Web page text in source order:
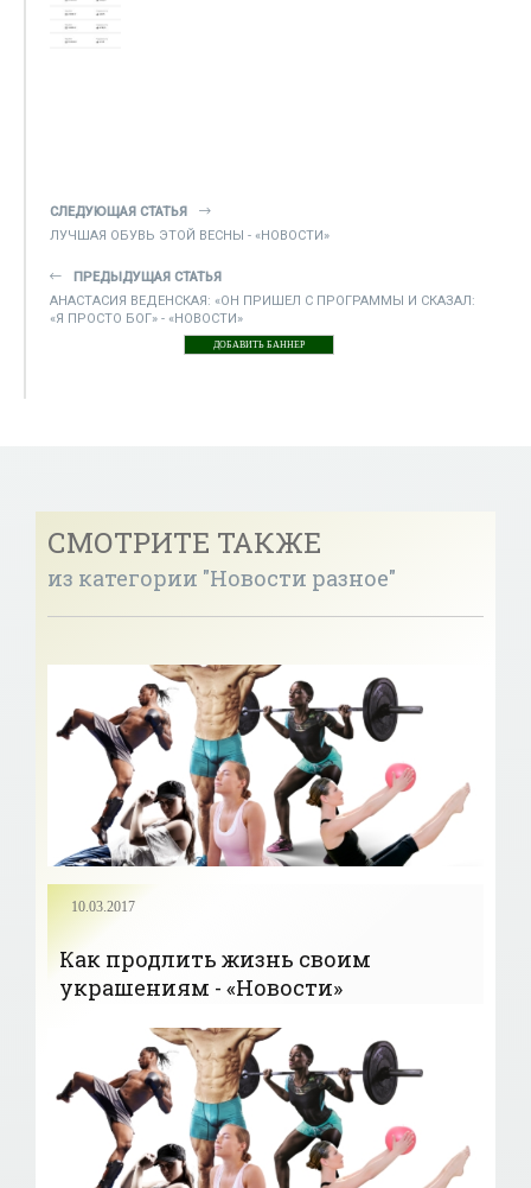
СЛЕДУЮЩАЯ СТАТЬЯ
ЛУЧШАЯ ОБУВЬ ЭТОЙ ВЕСНЫ - «НОВОСТИ»
ПРЕДЫДУЩАЯ СТАТЬЯ
АНАСТАСИЯ ВЕДЕНСКАЯ: «ОН ПРИШЕЛ С ПРОГРАММЫ И СКАЗАЛ:
«Я ПРОСТО БОГ» - «НОВОСТИ»
ДОБАВИТЬ БАННЕР
СМОТРИТЕ ТАКЖЕ
из категории "Новости разное"
10.03.2017
Как продлить жизнь своим
украшениям - «Новости»